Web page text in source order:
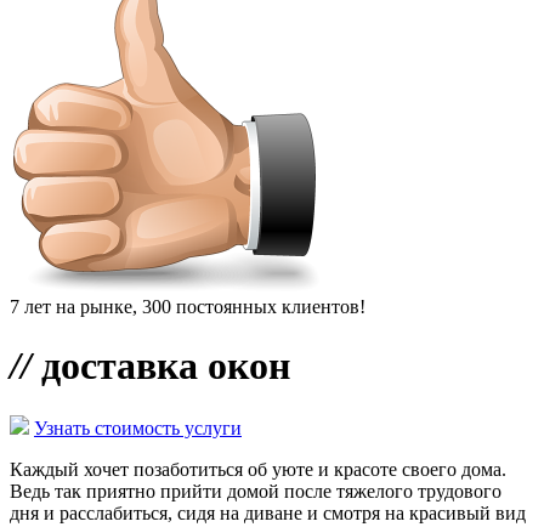
7 лет на рынке, 300 постоянных клиентов!
//доставка окон
Узнать стоимость услуги
Каждый хочет позаботиться об уюте и красоте своего дома.
Ведь так приятно прийти домой после тяжелого трудового
дня и расслабиться, сидя на диване и смотря на красивый вид